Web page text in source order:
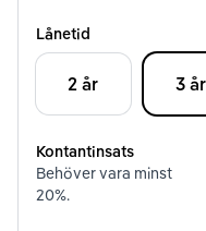
Lånetid
2 år 3 år
Kontantinsats
Behöver vara minst
20%.